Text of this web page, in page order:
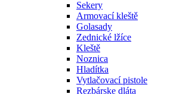
Sekery
Armovací kleště
Golasady
Zednické lžíce
Kleště
Noznica
Hladítka
Vytlačovací pistole
Rezbárske dláta